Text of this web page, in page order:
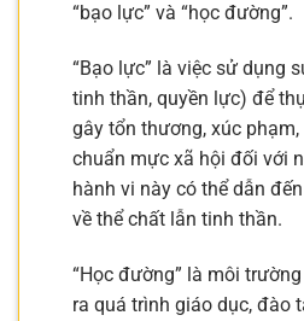
“bạo lực” và “học đường”.
“Bạo lực” là việc sử dụng
tinh thần, quyền lực) để
gây tổn thương, xúc
chuẩn mực xã hội đối với
hành vi này có thể dẫn
về thể chất lẫn tinh thần.
“Học đường” là môi
ra quá trình giáo dục, đào